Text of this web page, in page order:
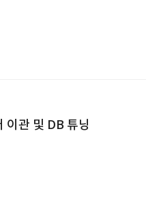
이관 및 DB 튜닝